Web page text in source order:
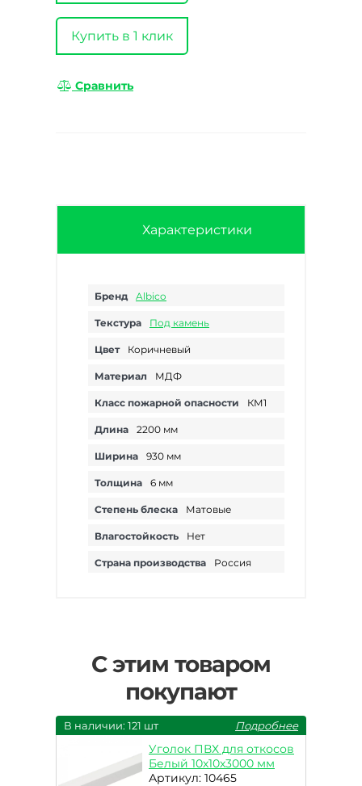
Купить в 1 клик
Сравнить
Характеристики
Бренд Albico
Текстура Под камень
Цвет Коричневый
Материал МДФ
Класс пожарной опасности КМ1
Длина 2200 мм
Ширина 930 мм
Толщина 6 мм
Степень блеска Матовые
Влагостойкость Нет
Страна производства Россия
С этим товаром
покупают
В наличии: 121 шт Подробнее
Уголок ПВХ для откосов
Белый 10х10х3000 мм
Артикул: 10465